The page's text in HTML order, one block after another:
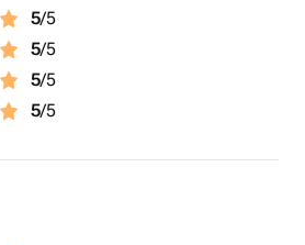
5/5
5/5
5/5
5/5